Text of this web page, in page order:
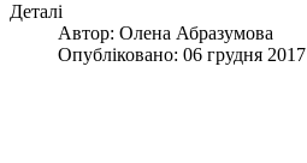
Деталі
Автор: Олена Абразумова
Опубліковано: 06 грудня 2017